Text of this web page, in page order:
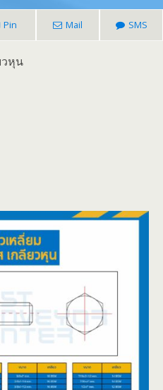
Pin Mail SMS
วหุน